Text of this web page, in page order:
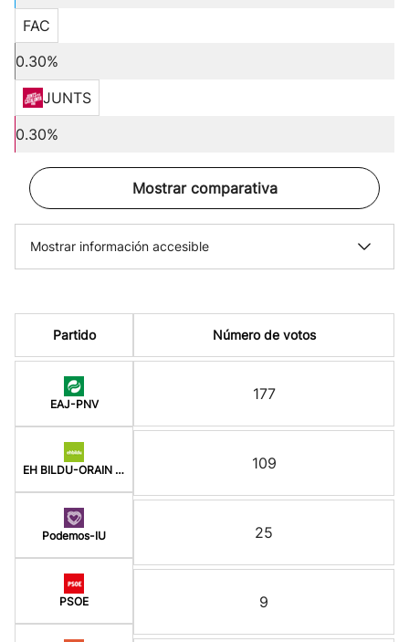
FAC
0.30%
JUNTS
0.30%
Mostrar comparativa
Mostrar información accesible
Partido
EAJ-PNV
EH BILDU-ORAIN ERREP
Podemos-IU
PSOE
Número de votos
177
109
25
9